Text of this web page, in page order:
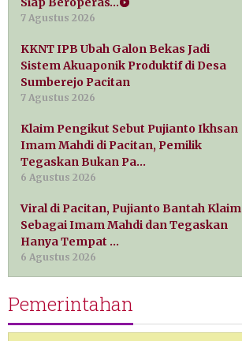
7 Agustus 2026
KKNT IPB Ubah Galon Bekas Jadi
Sistem Akuaponik Produktif di Desa
Sumberejo Pacitan
7 Agustus 2026
Klaim Pengikut Sebut Pujianto Ikhsan
Imam Mahdi di Pacitan, Pemilik
Tegaskan Bukan Pa…
6 Agustus 2026
Viral di Pacitan, Pujianto Bantah Klaim
Sebagai Imam Mahdi dan Tegaskan
Hanya Tempat …
6 Agustus 2026
Pemerintahan